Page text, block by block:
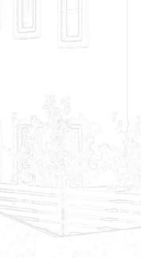
お客様の想いを形にす
へ。
、現在残り1組
築全般コストの上昇に
い…そんな今だからこ